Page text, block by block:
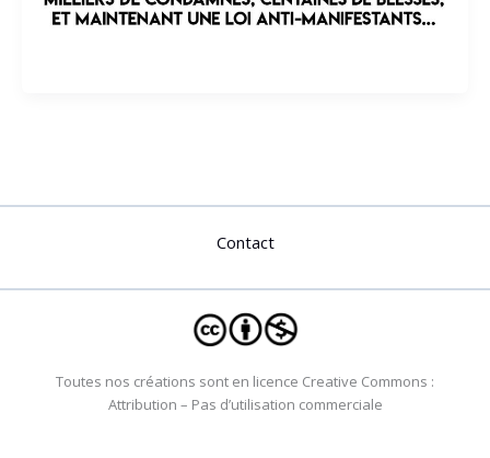
Contact
Toutes nos créations sont en licence Creative Commons :
Attribution – Pas d’utilisation commerciale